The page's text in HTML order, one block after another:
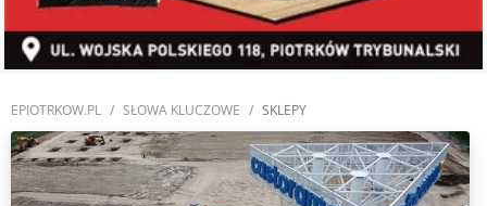
EPIOTRKOW.PL SŁOWA KLUCZOWE SKLEPY